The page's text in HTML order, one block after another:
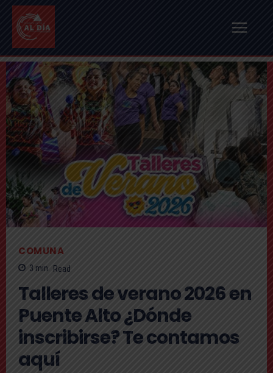
COMUNA
3 min. Read
Talleres de verano 2026 en
Puente Alto ¿Dónde
inscribirse? Te contamos
aquí